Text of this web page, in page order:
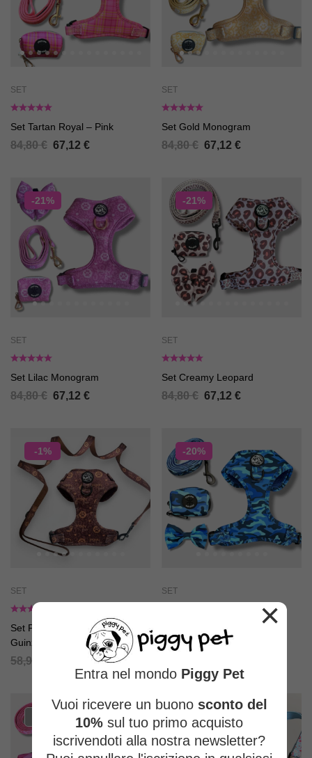
SET
Set Tartan Royal – Pink
84,80€ 67,12 €
SET
Set Gold Monogram
84,80€ 67,12 €
-21%
SET
Set Lilac Monogram
84,80€ 67,12 €
-21%
SET
Set Creamy Leopard
84,80€ 67,12 €
-1%
SET
Set Pettorina ad H Regolabile e
Guinzaglio Piggy Elegance
Monogram
58,90
-20%
SET
Set Blue Camo
84,80 68,11
ESAURITO
×
Entra nel mondo Piggy Pet
Vuoi ricevere un buono sconto del
10% sul tuo primo acquisto
iscrivendoti alla nostra newsletter?